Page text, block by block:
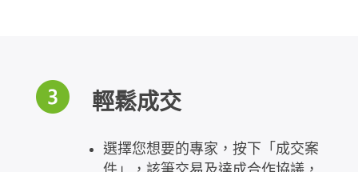
輕鬆成交
選擇您想要的專家，按下「成交案